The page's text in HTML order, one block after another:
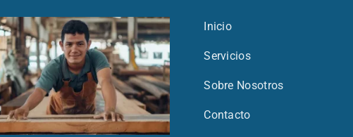
Inicio
Servicios
Sobre Nosotros
Contacto